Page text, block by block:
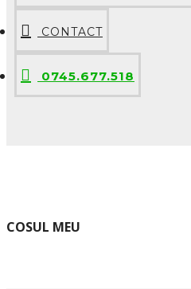
CONTACT
0745.677.518
COSUL MEU